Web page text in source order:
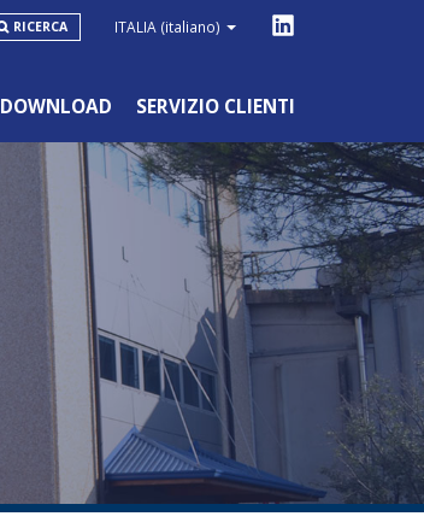
ITALIA (italiano)
RICERCA
DOWNLOAD SERVIZIO CLIENTI
HOBBYSTICO/NON PROFESSIONALE